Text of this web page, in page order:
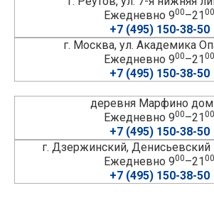
Ежедневно 900–2100
+7 (495) 150-38-50
г. Москва, ул. Академика
Ежедневно 900–2100
+7 (495) 150-38-50
деревня Марфино дом
Ежедневно 900–2100
+7 (495) 150-38-50
г. Дзержинский, Денисьевский
Ежедневно 900–2100
+7 (495) 150-38-50